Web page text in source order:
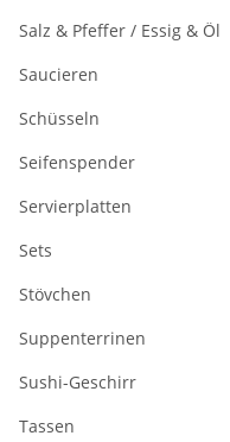
Salz & Pfeffer / Essig & Öl
Saucieren
Schüsseln
Seifenspender
Servierplatten
Sets
Stövchen
Suppenterrinen
Sushi-Geschirr
Tassen